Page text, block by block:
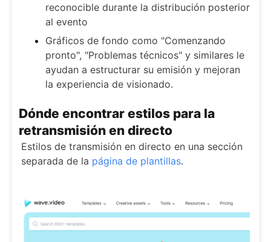
reconocible durante la distribución posterior
al evento
Gráficos de fondo como "Comenzando
pronto", "Problemas técnicos" y similares le
ayudan a estructurar su emisión y mejoran
la experiencia de visionado.
Dónde encontrar estilos para la
retransmisión en directo
Estilos de transmisión en directo en una sección
separada de la página de plantillas.